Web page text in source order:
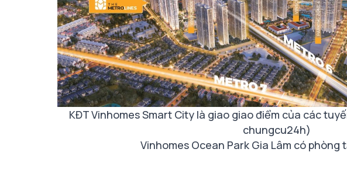
KĐT Vinhomes Smart City là giao giao điểm của các
chungcu24h)
Vinhomes Ocean Park Gia Lâm có phòng